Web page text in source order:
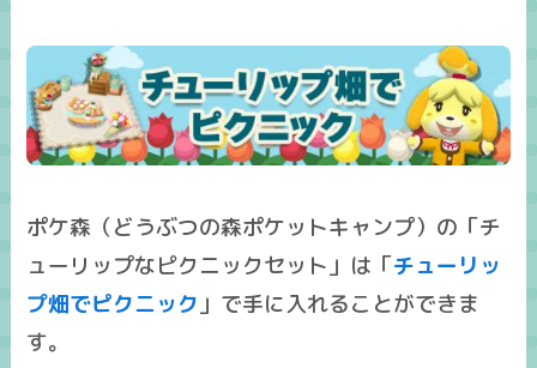
ポケ森（どうぶつの森ポケットキャンプ）の「チ
ューリップなピクニックセット」は「チューリッ
プ畑でピクニック 」で手に入れることができま
す。